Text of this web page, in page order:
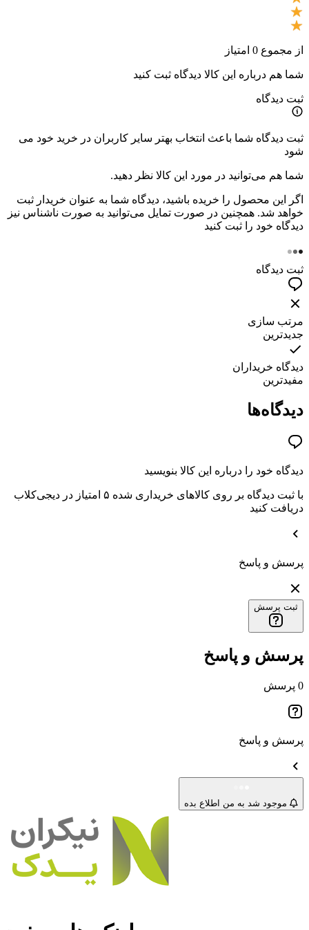
از مجموع 0 امتیاز
شما هم درباره این کالا دیدگاه ثبت کنید
ثبت دیدگاه
ثبت دیدگاه شما باعث انتخاب بهتر سایر کاربران در خرید خود می
شود
شما هم می‌توانید در مورد این کالا نظر دهید.
اگر این محصول را خریده باشید، دیدگاه شما به عنوان خریدار ثبت
خواهد شد. همچنین در صورت تمایل می‌توانید به صورت ناشناس نیز
دیدگاه خود را ثبت کنید
ثبت دیدگاه
مرتب سازی
جدیدترین
دیدگاه خریداران
مفیدترین
دیدگاه‌ها
دیدگاه خود را درباره این کالا بنویسید
با ثبت دیدگاه بر روی کالاهای خریداری شده ۵ امتیاز در دیجی‌کلاب
دریافت کنید
پرسش و پاسخ
ثبت پرسش
پرسش و پاسخ
0 پرسش‌
پرسش و پاسخ
موجود شد به من اطلاع بده